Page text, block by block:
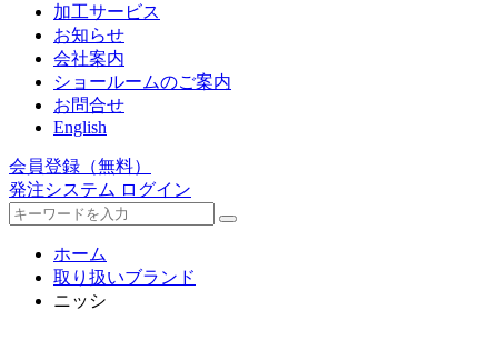
加工サービス
お知らせ
会社案内
ショールームのご案内
お問合せ
English
会員登録 （無料）
発注システム ログイン
ホーム
取り扱いブランド
ニッシ